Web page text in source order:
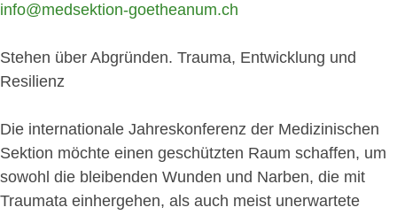
info@medsektion-goetheanum.ch
Stehen über Abgründen. Trauma, Entwicklung und
Resilienz
Die internationale Jahreskonferenz der Medizinischen
Sektion möchte einen geschützten Raum schaffen, um
sowohl die bleibenden Wunden und Narben, die mit
Traumata einhergehen, als auch meist unerwartete